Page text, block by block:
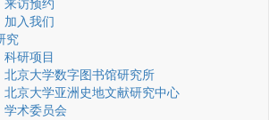
加入我们
究
科研项目
北京大学数字图书馆研究所
北京大学亚洲史地文献研究中心
学术委员会